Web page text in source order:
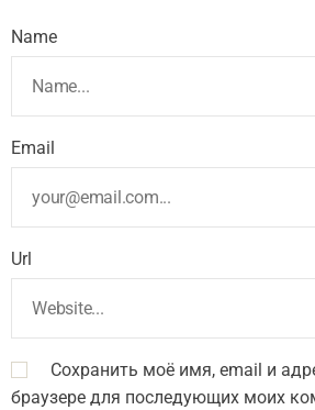
Name
Email
Url
Сохранить моё имя, email и
браузере для последующих моих